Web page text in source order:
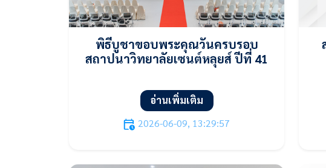
พิธีบูชาขอบพระคุณวันครบรอบ
สถาปนาวิทยาลัยเซนต์หลุยส์ ปีที่ 41
อ่านเพิ่มเติม
2026-06-09, 13:29:57